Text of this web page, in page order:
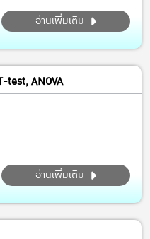
จำลองนี้ จะช่วยเรียงลำดับ
ภค จากมากไปหาน้อย สามารถ
ฑ์ของผู้ประกอบการ หรือสร...
อ่านเพิ่มเติม
test, ANOVA
อ่านเพิ่มเติม